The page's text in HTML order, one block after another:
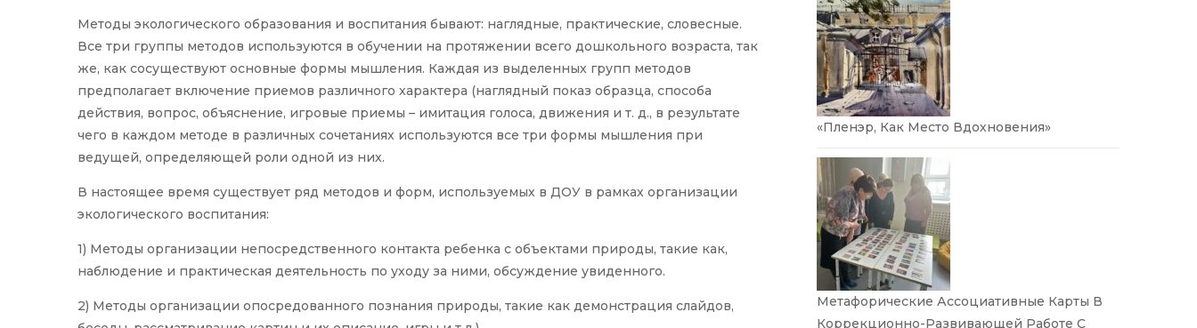
Методы экологического образования и воспитания бывают: наглядные, практические, словесные.
Все три группы методов используются в обучении на протяжении всего дошкольного возраста, так
же, как сосуществуют основные формы мышления. Каждая из выделенных групп методов
предполагает включение приемов различного характера (наглядный показ образца, способа
действия, вопрос, объяснение, игровые приемы – имитация голоса, движения и т. д., в результате
чего в каждом методе в различных сочетаниях используются все три формы мышления при
ведущей, определяющей роли одной из них.
В настоящее время существует ряд методов и форм, используемых в ДОУ в рамках организации
экологического воспитания:
1) Методы организации непосредственного контакта ребенка с объектами природы, такие как,
наблюдение и практическая деятельность по уходу за ними, обсуждение увиденного.
2) Методы организации опосредованного познания природы, такие как демонстрация слайдов,
«Пленэр, Как Место Вдохновения»
Метафорические Ассоциативные Карты В
Коррекционно-Развивающей Работе С